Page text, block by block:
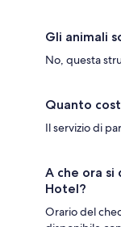
Gli animali
No, questa
Quanto
Il servizio di
A che ora si
Hotel?
Orario del